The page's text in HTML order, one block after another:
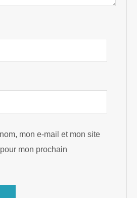
mon e-mail et mon site
mon prochain